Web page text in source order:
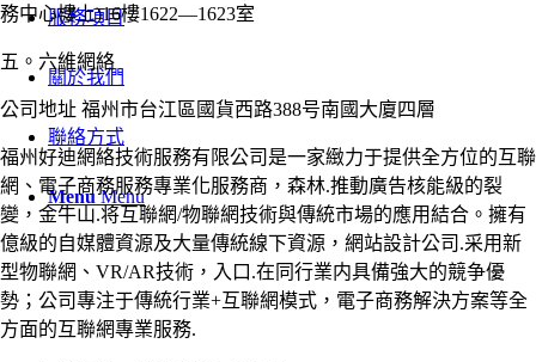
服務項目
關於我們
聯絡方式
Menu Menu
務中心樓上)16樓1622—1623室
五。六維網絡
公司地址 福州市台江區國貨西路388号南國大廈四層
福州好迪網絡技術服務有限公司是一家緻力于提供全方位的互聯
網、電子商務服務專業化服務商，森林.推動廣告核能級的裂
變，金牛山.将互聯網/物聯網技術與傳統市場的應用結合。擁有
億級的自媒體資源及大量傳統線下資源，網站設計公司.采用新
型物聯網、VR/AR技術，入口.在同行業内具備強大的競争優
勢；公司專注于傳統行業+互聯網模式，電子商務解決方案等全
方面的互聯網專業服務.